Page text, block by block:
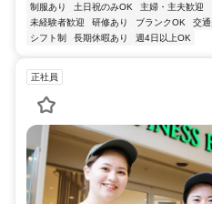
制服あり 土日祝のみOK 主婦・主夫歓迎
未経験者歓迎
研修あり ブランクOK 交
シフト制
長期休暇あり 週4日以上OK
正社員